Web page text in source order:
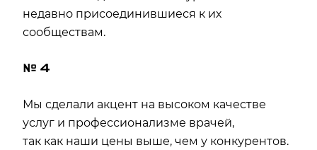
недавно присоединившиеся к их
сообществам.
№ 4
Мы сделали акцент на высоком качестве
услуг и профессионализме врачей,
так как наши цены выше, чем у конкурентов.